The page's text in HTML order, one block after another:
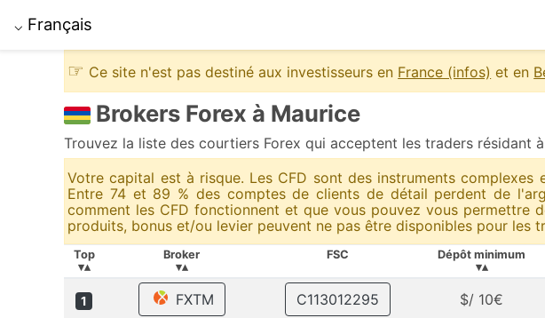
⌵ Français
☞ Ce site n'est pas destiné aux investisseurs en France (infos) et en
Brokers Forex à Maurice
Trouvez la liste des courtiers Forex qui acceptent les traders résidant
Votre capital est à risque. Les CFD sont des instruments
Entre 74 et 89 % des comptes de clients de détail perdent de
comment les CFD fonctionnent et que vous pouvez vous permettre
produits, bonus et/ou levier peuvent ne pas être disponibles pour les
Top
▾▴
Broker
▾▴
FSC
Dépôt minimum
▾▴
1 FXTM C113012295 $/ 10€